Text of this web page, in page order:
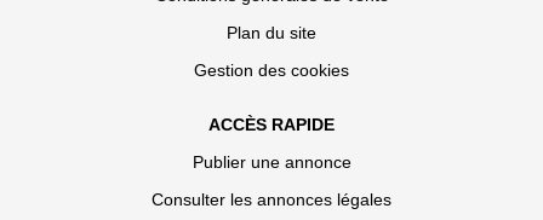
Plan du site
Gestion des cookies
ACCÈS RAPIDE
Publier une annonce
Consulter les annonces légales